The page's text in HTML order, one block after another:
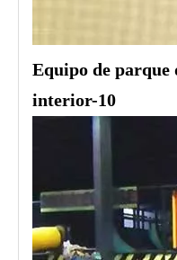
Equipo de parque
interior-10